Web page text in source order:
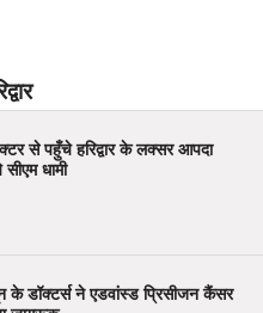
से पहुँचे हरिद्वार के लक्सर आपदा
धामी
के डॉक्टर्स ने एडवांस्ड प्रिसीजन कैंसर